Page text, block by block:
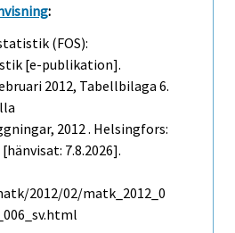
:
(FOS):
[e-publikation].
2012, Tabellbilaga 6.
2012 . Helsingfors:
7.8.2026].
2012/02/matk_2012_0